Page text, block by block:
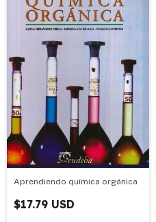
Aprendiendo química orgánica
$17.79 USD